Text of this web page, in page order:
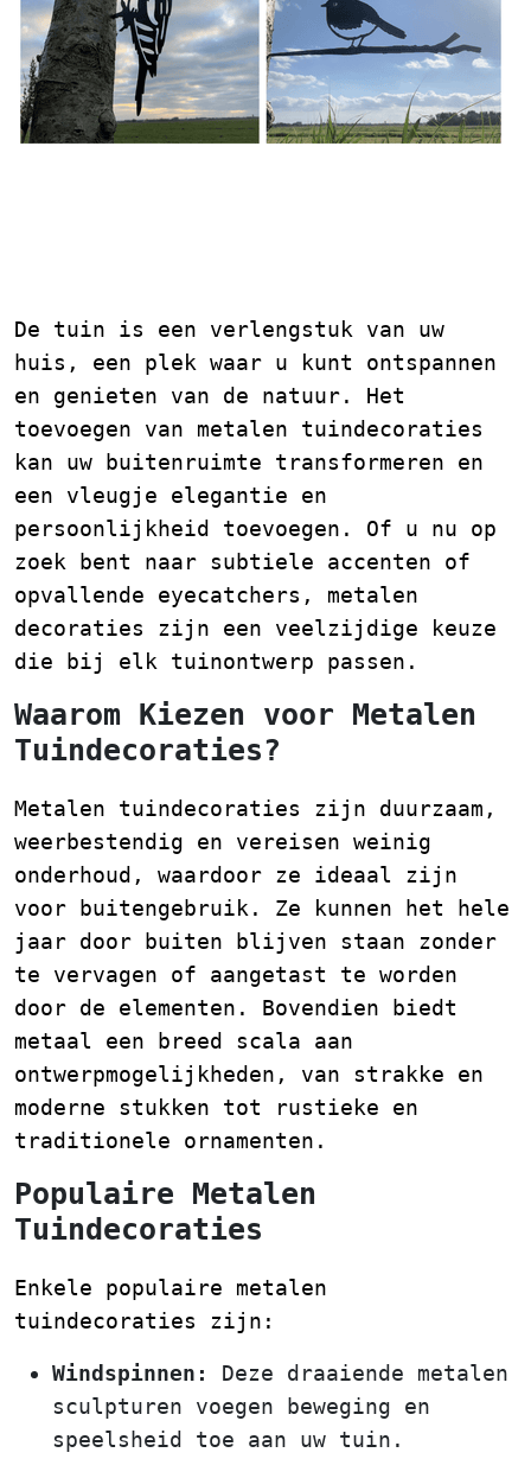
De tuin is een verlengstuk van uw
huis, een plek waar u kunt ontspannen
en genieten van de natuur. Het
toevoegen van metalen tuindecoraties
kan uw buitenruimte transformeren en
een vleugje elegantie en
persoonlijkheid toevoegen. Of u nu op
zoek bent naar subtiele accenten of
opvallende eyecatchers, metalen
decoraties zijn een veelzijdige keuze
die bij elk tuinontwerp passen.
Waarom Kiezen voor Metalen
Tuindecoraties?
Metalen tuindecoraties zijn duurzaam,
weerbestendig en vereisen weinig
onderhoud, waardoor ze ideaal zijn
voor buitengebruik. Ze kunnen het hele
jaar door buiten blijven staan zonder
te vervagen of aangetast te worden
door de elementen. Bovendien biedt
metaal een breed scala aan
ontwerpmogelijkheden, van strakke en
moderne stukken tot rustieke en
traditionele ornamenten.
Populaire Metalen
Tuindecoraties
Enkele populaire metalen
tuindecoraties zijn:
Windspinnen:
Deze draaiende metalen
sculpturen voegen beweging en
speelsheid toe aan uw tuin.